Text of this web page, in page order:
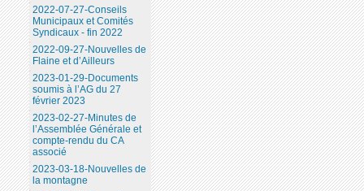
2022-07-27-Conseils
Municipaux et Comités
Syndicaux - fin 2022
2022-09-27-Nouvelles de
Flaine et d’Ailleurs
2023-01-29-Documents
soumis à l’AG du 27
février 2023
2023-02-27-Minutes de
l’Assemblée Générale et
compte-rendu du CA
associé
2023-03-18-Nouvelles de
la montagne